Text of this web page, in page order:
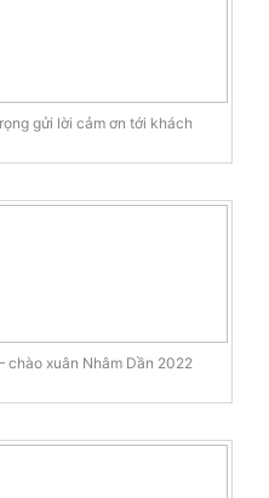
gửi lời cảm ơn tới khách
chào xuân Nhâm Dần 2022